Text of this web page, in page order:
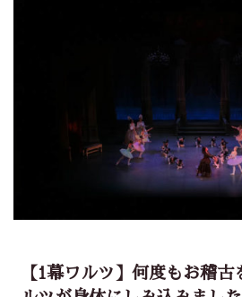
【1幕ワルツ】何度もお稽